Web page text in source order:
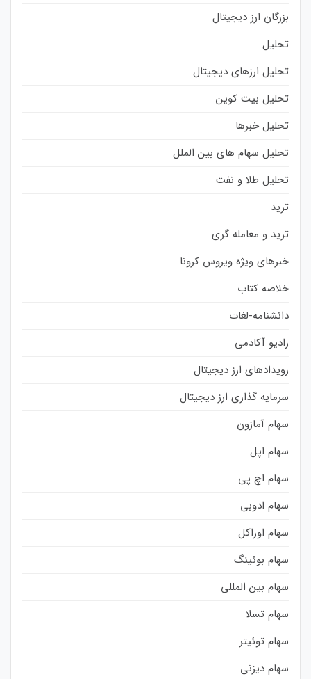
بزرگان ارز دیجیتال
تحلیل
تحلیل ارزهای دیجیتال
تحلیل بیت کوین
تحلیل خبرها
تحلیل سهام های بین الملل
تحلیل طلا و نفت
ترید
ترید و معامله گری
خبرهای ویژه ویروس کرونا
خلاصه کتاب
دانشنامه-لغات
رادیو آکادمی
رویدادهای ارز دیجیتال
سرمایه گذاری ارز دیجیتال
سهام آمازون
سهام اپل
سهام اچ پی
سهام ادوبی
سهام اوراکل
سهام بوئینگ
سهام بین المللی
سهام تسلا
سهام توئیتر
سهام دیزنی